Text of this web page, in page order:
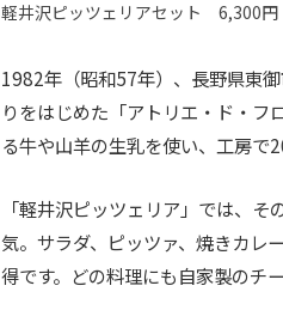
軽井沢ピッツェリアセット 6,300
1982年（昭和57年）、長野県東
りをはじめた「アトリエ・ド・
る牛や山羊の生乳を使い、工房で
「軽井沢ピッツェリア」では、
気。サラダ、ピッツァ、焼きカレ
得です。どの料理にも自家製のチ